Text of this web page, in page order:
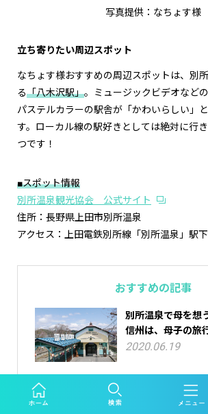
写真提供：なちょす様
立ち寄りたい周辺スポット
なちょす様おすすめの周辺スポットは、別
る「八木沢駅」。ミュージックビデオなど
パステルカラーの駅舎が「かわいらしい」
す。ローカル線の駅好きとしては絶対に行
つです！
■スポット情報
別所温泉観光協会 公式サイト
住所：長野県上田市別所温泉
アクセス：上田電鉄別所線「別所温泉」駅
おすすめの記事
別所温泉で母を想
信州は、母子の旅
2020.06.19